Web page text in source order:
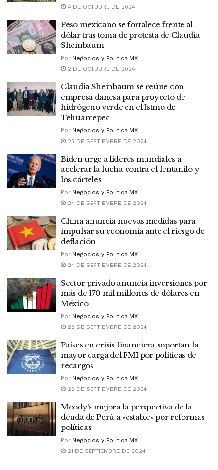
4 DE OCTUBRE DE 2024
Peso mexicano se fortalece frente al
dólar tras toma de protesta de Claudia
Sheinbaum
Por Negocios y Política MX
2 DE OCTUBRE DE 2024
Claudia Sheinbaum se reúne con
empresa danesa para proyecto de
hidrógeno verde en el Istmo de
Tehuantepec
Por Negocios y Política MX
25 DE SEPTIEMBRE DE 2024
Biden urge a líderes mundiales a
acelerar la lucha contra el fentanilo y
los cárteles
Por Negocios y Política MX
24 DE SEPTIEMBRE DE 2024
China anuncia nuevas medidas para
impulsar su economía ante el riesgo de
deflación
Por Negocios y Política MX
24 DE SEPTIEMBRE DE 2024
Sector privado anuncia inversiones por
más de 170 mil millones de dólares en
México
Por Negocios y Política MX
22 DE SEPTIEMBRE DE 2024
Países en crisis financiera soportan la
mayor carga del FMI por políticas de
recargos
Por Negocios y Política MX
22 DE SEPTIEMBRE DE 2024
Moody’s mejora la perspectiva de la
deuda de Perú a «estable» por reformas
políticas
Por Negocios y Política MX
21 DE SEPTIEMBRE DE 2024